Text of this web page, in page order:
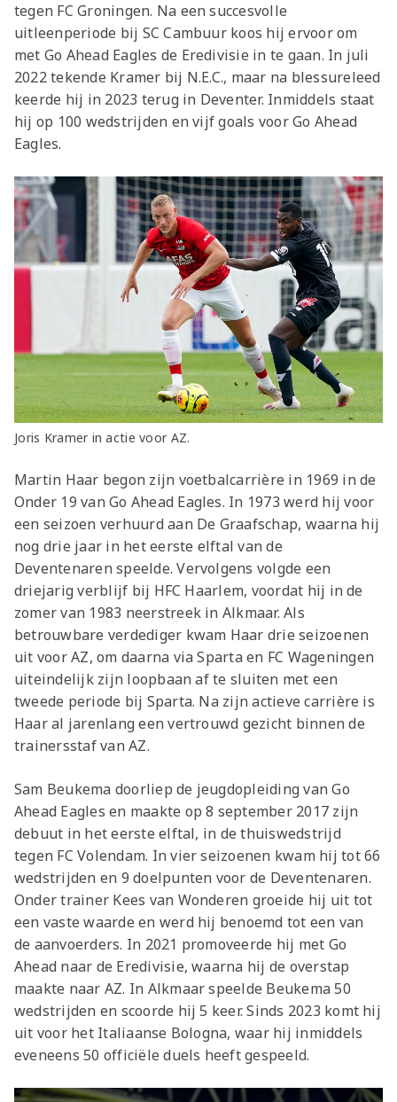
tegen FC Groningen. Na een succesvolle
uitleenperiode bij SC Cambuur koos hij ervoor om
met Go Ahead Eagles de Eredivisie in te gaan. In juli
2022 tekende Kramer bij N.E.C., maar na blessureleed
keerde hij in 2023 terug in Deventer. Inmiddels staat
hij op 100 wedstrijden en vijf goals voor Go Ahead
Eagles.
Joris Kramer in actie voor AZ.
Martin Haar begon zijn voetbalcarrière in 1969 in de
Onder 19 van Go Ahead Eagles. In 1973 werd hij voor
een seizoen verhuurd aan De Graafschap, waarna hij
nog drie jaar in het eerste elftal van de
Deventenaren speelde. Vervolgens volgde een
driejarig verblijf bij HFC Haarlem, voordat hij in de
zomer van 1983 neerstreek in Alkmaar. Als
betrouwbare verdediger kwam Haar drie seizoenen
uit voor AZ, om daarna via Sparta en FC Wageningen
uiteindelijk zijn loopbaan af te sluiten met een
tweede periode bij Sparta. Na zijn actieve carrière is
Haar al jarenlang een vertrouwd gezicht binnen de
trainersstaf van AZ.
Sam Beukema doorliep de jeugdopleiding van Go
Ahead Eagles en maakte op 8 september 2017 zijn
debuut in het eerste elftal, in de thuiswedstrijd
tegen FC Volendam. In vier seizoenen kwam hij tot 66
wedstrijden en 9 doelpunten voor de Deventenaren.
Onder trainer Kees van Wonderen groeide hij uit tot
een vaste waarde en werd hij benoemd tot een van
de aanvoerders. In 2021 promoveerde hij met Go
Ahead naar de Eredivisie, waarna hij de overstap
maakte naar AZ. In Alkmaar speelde Beukema 50
wedstrijden en scoorde hij 5 keer. Sinds 2023 komt hij
uit voor het Italiaanse Bologna, waar hij inmiddels
eveneens 50 officiële duels heeft gespeeld.